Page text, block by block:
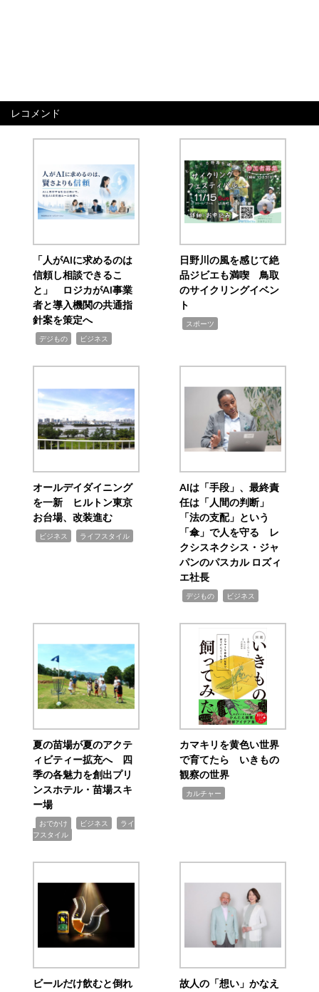
レコメンド
「人がAIに求めるのは
信頼し相談できるこ
と」 ロジカがAI事業
者と導入機関の共通指
針案を策定へ
デジもの ビジネス
日野川の風を感じて絶
品ジビエも満喫 鳥取
のサイクリングイベン
ト
スポーツ
オールデイダイニング
を一新 ヒルトン東京
お台場、改装進む
ビジネス ライフスタイル
AIは「手段」、最終責
任は「人間の判断」
「法の支配」という
「傘」で人を守る レ
クシスネクシス・ジャ
パンのパスカル ロズィ
エ社長
デジもの ビジネス
夏の苗場が夏のアクテ
ィビティー拡充へ 四
季の各魅力を創出プリ
ンスホテル・苗場スキ
ー場
おでかけ ビジネス
ライ
フスタイル
カマキリを黄色い世界
で育てたら いきもの
観察の世界
カルチャー
ビールだけ飲むと倒れ 故人の「想い」かなえ